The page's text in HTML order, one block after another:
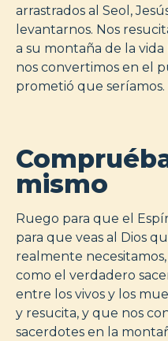
arrastrados al Seol,
levantarnos. Nos
a su montaña de la vida
nos convertimos en el
prometió que seríamos.
mismo
Ruego para que el
para que veas al Dios
realmente
como el verdadero
entre los vivos y los
y resucita, y que nos
sacerdotes en la